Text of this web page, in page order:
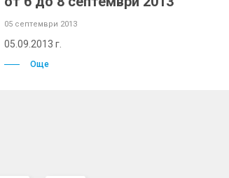
05 септември 2013
05.09.2013 г.
Още